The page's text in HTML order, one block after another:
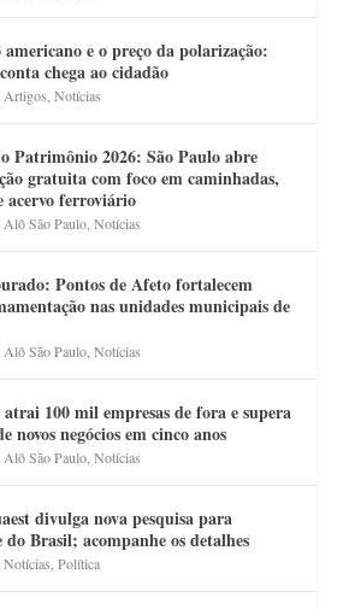
e o preço da polarização:
chega ao cidadão
Artigos ,Notícias
Patrimônio 2026: São Paulo abre
gratuita com foco em caminhadas,
acervo ferroviário
Alô São Paulo ,Notícias
Pontos de Afeto fortalecem
nas unidades municipais de
Alô São Paulo ,Notícias
atrai 100 mil empresas de fora e supera
novos negócios em cinco anos
Alô São Paulo ,Notícias
divulga nova pesquisa para
do Brasil; acompanhe os detalhes
Notícias ,Política